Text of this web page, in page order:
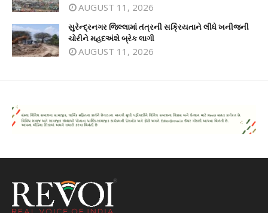
AUGUST 11, 2026
સુરેન્દ્રનગર જિલ્લામાં તંત્રની સક્રિયતાને લીધે ખનીજની
ચોરીને મહદઅંશે બ્રેક લાગી
AUGUST 11, 2026